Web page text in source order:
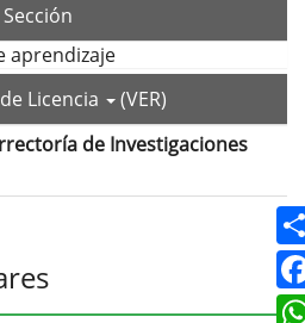
Sección
aprendizaje
Licencia
(VER)
de Investigaciones